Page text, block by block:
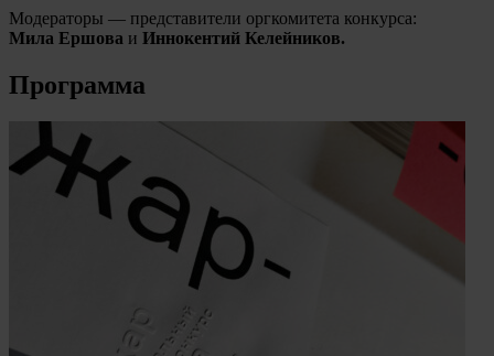
Модераторы — представители оргкомитета конкурса:
Мила Ершова и Иннокентий Келейников.
Программа